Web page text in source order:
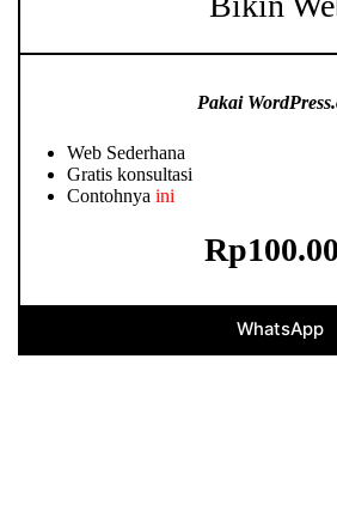
Pakai
Web Sederhana
Gratis konsultasi
Contohnya ini
WhatsApp